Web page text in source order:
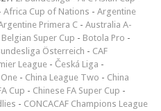
Africa Cup of Nations - Argentine
Primera C - Australia A-
Belgian Super Cup - Botola Pro -
Österreich - CAF
League - Česká Liga -
- China League Two - China
Cup - Chinese FA Super Cup -
- CONCACAF Champions League